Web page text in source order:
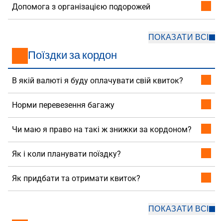
Допомога з організацією подорожей
ПОКАЗАТИ ВСІ
Поїздки за кордон
В якій валюті я буду оплачувати свій квиток?
Норми перевезення багажу
Чи маю я право на такі ж знижки за кордоном?
Як і коли планувати поїздку?
Як придбати та отримати квиток?
ПОКАЗАТИ ВСІ